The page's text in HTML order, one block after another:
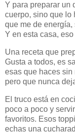
Y para preparar un
cuerpo, sino que lo
que me de
Y en esta casa,
Una receta que
Gusta a todos, es
esas que haces sin
pero que nunca
El truco está en
poco a poco y
favoritos. Esos
echas una